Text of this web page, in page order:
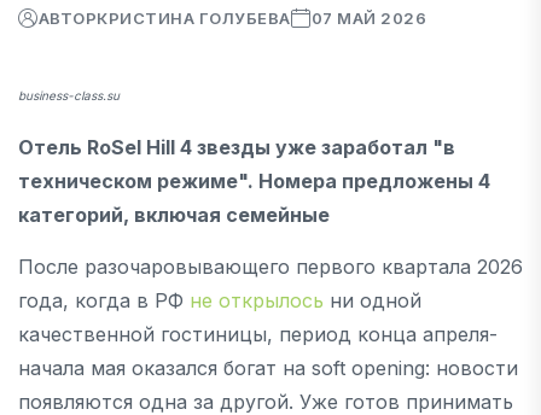
АВТОРКРИСТИНА ГОЛУБЕВА 07 МАЙ 2026
business-class.su
Отель RoSel Hill 4 звезды уже заработал "в
техническом режиме". Номера предложены 4
категорий, включая семейные
После разочаровывающего первого квартала 2026
года, когда в РФ не открылось ни одной
качественной гостиницы, период конца апреля-
начала мая оказался богат на soft opening: новости
появляются одна за другой. Уже готов принимать